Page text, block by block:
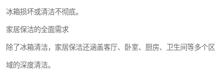
冰箱损坏或清洁不彻底。
家居保洁的全面需求
除了冰箱清洁，家居保洁还涵盖客厅、卧室、厨房、卫生间等多个区
域的深度清洁。